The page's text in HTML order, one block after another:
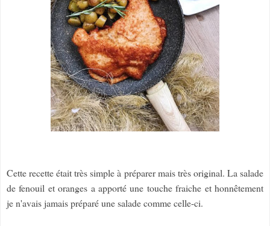
Cette recette était très simple à préparer mais très original. La salade
de fenouil et oranges a apporté une touche fraiche et honnêtement
je n'avais jamais préparé une salade comme celle-ci.